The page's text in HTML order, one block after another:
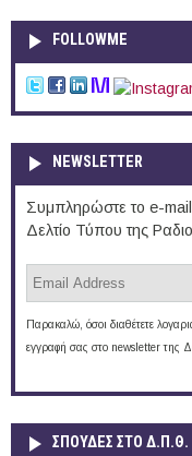
FOLLOWME
NEWSLETTER
Συμπληρώστε το e-mail
Δελτίο Τύπου της
Παρακαλώ, όσοι διαθέτετε
εγγραφή σας στο newsletter της
ΣΠΟΥΔΈΣ ΣΤΟ Δ.Π.Θ.